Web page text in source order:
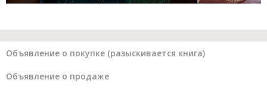
Объявление о покупке (разыскивается книга)
Объявление о продаже